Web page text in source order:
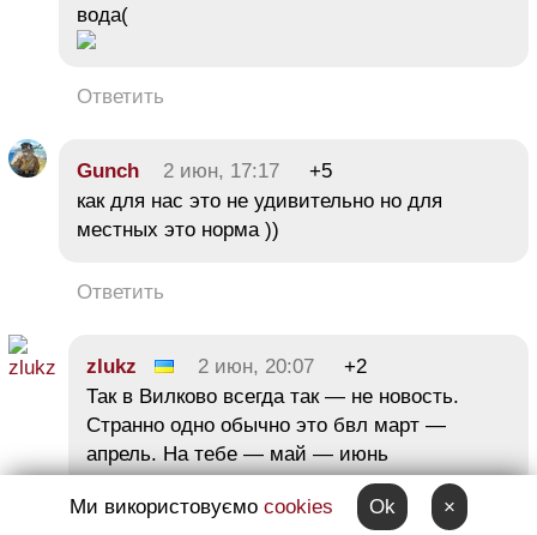
вода(
Ответить
Gunch 2 июн, 17:17
+5
как для нас это не удивительно но для
местных это норма ))
Ответить
zlukz 2 июн, 20:07
+2
Так в Вилково всегда так — не новость.
Странно одно обычно это бвл март —
апрель. На тебе — май — июнь
Ответить
Ми використовуємо cookies Ok ×